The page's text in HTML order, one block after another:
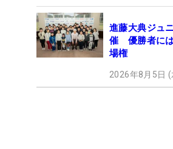
進藤大典ジュ
催 優勝者に
場権
2026年8月5日